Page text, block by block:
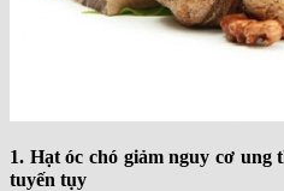
1. Hạt óc chó giảm nguy cơ
tuyến tụy